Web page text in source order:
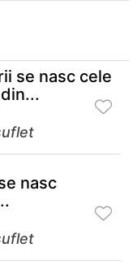
se nasc cele
nasc